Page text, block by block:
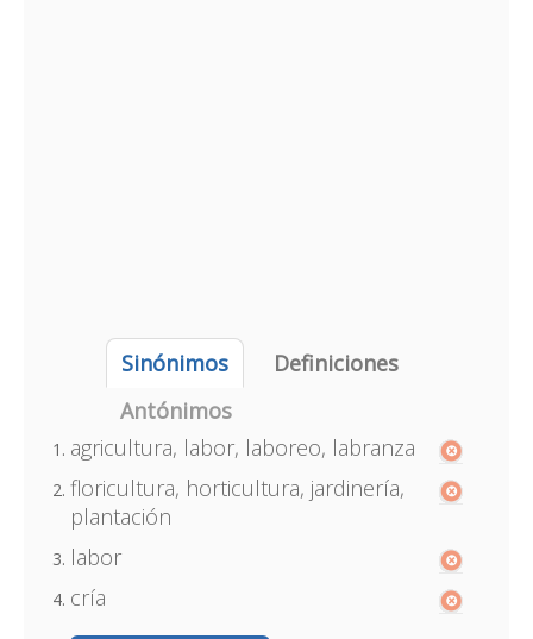
Sinónimos
Definiciones
Antónimos
agricultura, labor, laboreo, labranza
floricultura, horticultura, jardinería,
plantación
labor
cría